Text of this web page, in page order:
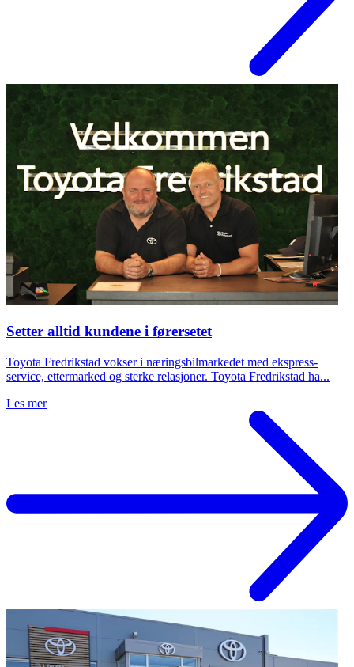
Setter alltid kundene i førersetet
Toyota Fredrikstad vokser i næringsbilmarkedet med ekspress-
service, ettermarked og sterke relasjoner. Toyota Fredrikstad ha...
Les mer